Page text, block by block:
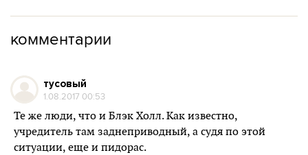
комментарии
тусовый
1.08.2017 00:53
Те же люди, что и Блэк Холл. Как известно,
учредитель там заднеприводный, а судя по этой
ситуации, еще и пидорас.